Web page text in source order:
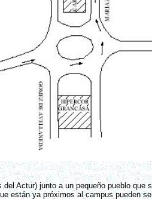
Actur) junto a un pequeño pueblo
están ya próximos al campus pueden